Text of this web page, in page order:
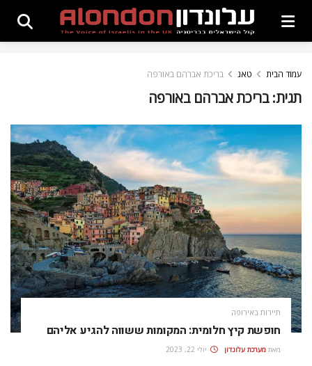
עמוד הבית טאג בריכת אברהם באורפה
תגית:בריכת אברהם באורפה
תיירות באירופה
חופשת קיץ חלומית: המקומות ששווה להגיע אליהם
מאת מערכת עלונדון יולי 22, 2023